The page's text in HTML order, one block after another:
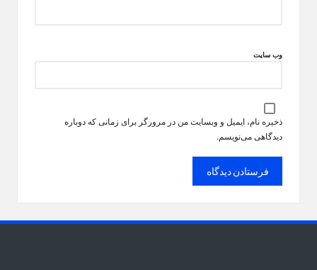
وب‌ سایت
ذخیره نام، ایمیل و وبسایت من در مرورگر برای زمانی که دوباره
دیدگاهی می‌نویسم.